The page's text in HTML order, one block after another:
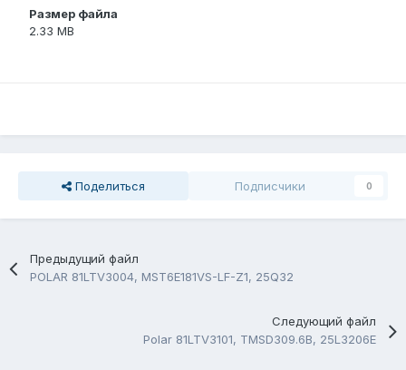
Размер файла
2.33 MB
Поделиться Подписчики 0
Предыдущий файл
POLAR 81LTV3004, MST6E181VS-LF-Z1, 25Q32
Следующий файл
Polar 81LTV3101, TMSD309.6B, 25L3206E